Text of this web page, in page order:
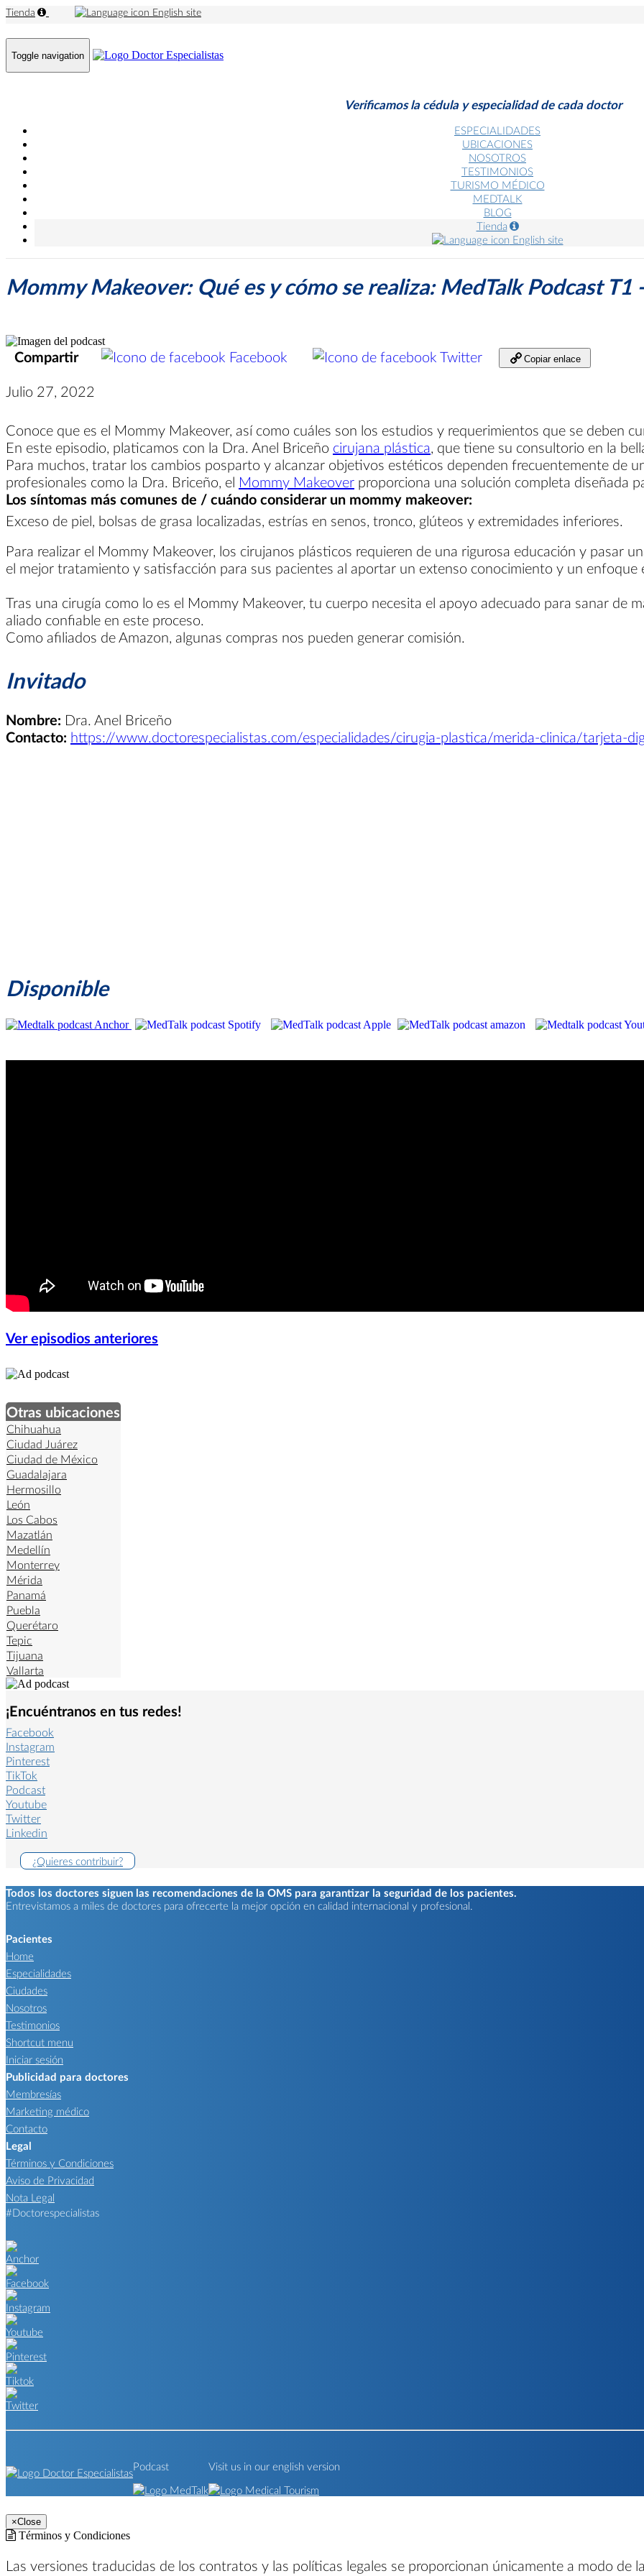
Tienda English site
Toggle navigation
Verificamos la cédula y especialidad de cada doctor
ESPECIALIDADES
UBICACIONES
NOSOTROS
TESTIMONIOS
TURISMO MÉDICO
MEDTALK
BLOG
Tienda
English site
Mommy Makeover: Qué es y cómo se realiza: MedTalk Podcast T1
Compartir Facebook Twitter Copiar enlace
Julio 27, 2022
Conoce que es el Mommy Makeover, así como cuáles son los estudios y requerimientos que se deben
En este episodio, platicamos con la Dra. Anel Briceño cirujana plástica, que tiene su consultorio en la
Para muchos, tratar los cambios posparto y alcanzar objetivos estéticos dependen frecuentemente de
profesionales como la Dra. Briceño, el Mommy Makeover proporciona una solución completa diseñada
Los síntomas más comunes de / cuándo considerar un mommy makeover:
Exceso de piel, bolsas de grasa localizadas, estrías en senos, tronco, glúteos y extremidades inferiores.
Para realizar el Mommy Makeover, los cirujanos plásticos requieren de una rigurosa educación y pasar
el mejor tratamiento y satisfacción para sus pacientes al aportar un extenso conocimiento y un enfoque
Tras una cirugía como lo es el Mommy Makeover, tu cuerpo necesita el apoyo adecuado para sanar de
aliado confiable en este proceso.
Como afiliados de Amazon, algunas compras nos pueden generar comisión.
Invitado
Nombre: Dra. Anel Briceño
Contacto: https://www.doctorespecialistas.com/especialidades/cirugia-plastica/merida-clinica/tarjeta-
Disponible
Ver episodios anteriores
Otras ubicaciones
Chihuahua
Ciudad Juárez
Ciudad de México
Guadalajara
Hermosillo
León
Los Cabos
Mazatlán
Medellín
Monterrey
Mérida
Panamá
Puebla
Querétaro
Tepic
Tijuana
Vallarta
¡Encuéntranos en tus redes!
Facebook
Instagram
Pinterest
TikTok
Podcast
Youtube
Twitter
Linkedin
¿Quieres contribuir?
Todos los doctores siguen las recomendaciones de la OMS para garantizar la seguridad de los pacientes.
Entrevistamos a miles de doctores para ofrecerte la mejor opción en calidad internacional y profesional.
Pacientes
Home
Especialidades
Ciudades
Nosotros
Testimonios
Shortcut menu
Iniciar sesión
Publicidad para doctores
Membresías
Marketing médico
Contacto
Legal
Términos y Condiciones
Aviso de Privacidad
Nota Legal
#Doctorespecialistas
Podcast Visit us in our english version
×Close
Términos y Condiciones
Las versiones traducidas de los contratos y las políticas legales se proporcionan únicamente a modo